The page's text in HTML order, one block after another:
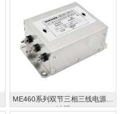
ME460系列双节三相三线电源滤
波器